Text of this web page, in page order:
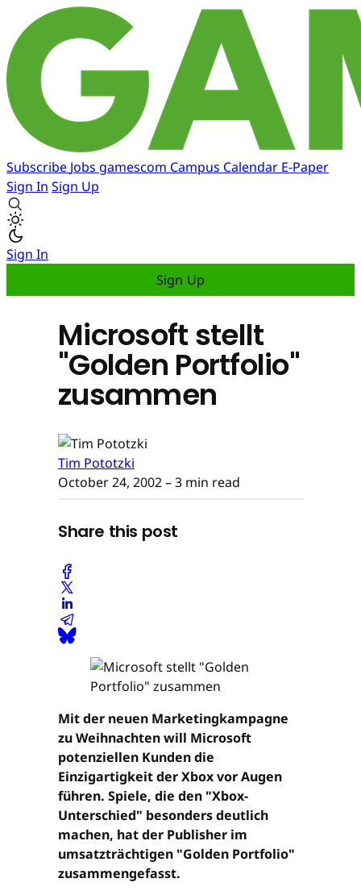
Subscribe Jobs gamescom Campus Calendar E-Paper
Sign In Sign Up
Sign In
Sign Up
Microsoft stellt
"Golden Portfolio"
zusammen
Tim Pototzki
October 24, 2002– 3 min read
Share this post
Mit der neuen Marketingkampagne
zu Weihnachten will Microsoft
potenziellen Kunden die
Einzigartigkeit der Xbox vor Augen
führen. Spiele, die den "Xbox-
Unterschied" besonders deutlich
machen, hat der Publisher im
umsatzträchtigen "Golden Portfolio"
zusammengefasst.